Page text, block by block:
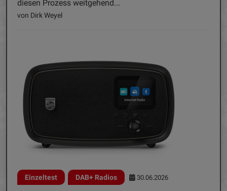
diesen Prozess weitgehend...
von Dirk Weyel
Einzeltest DAB+ Radios 30.06.2026